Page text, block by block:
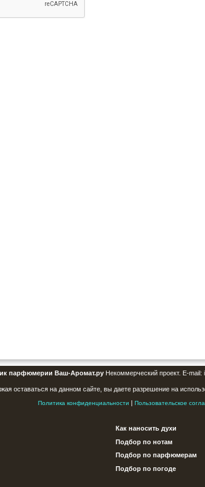
парфюмерии Ваш-Аромат.руНекоммерческий проект. E-
оставаться на данном сайте, вы даете разрешение на
Политика конфиденциальности | Пользовательское
Как наносить духи
Подбор по нотам
Подбор по парфюмерам
Подбор по погоде